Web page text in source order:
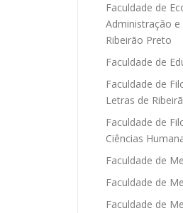
Faculdade de
Administração e
Ribeirão Preto
Faculdade de
Faculdade de
Letras de
Faculdade de
Ciências
Faculdade de
Faculdade de
Faculdade de